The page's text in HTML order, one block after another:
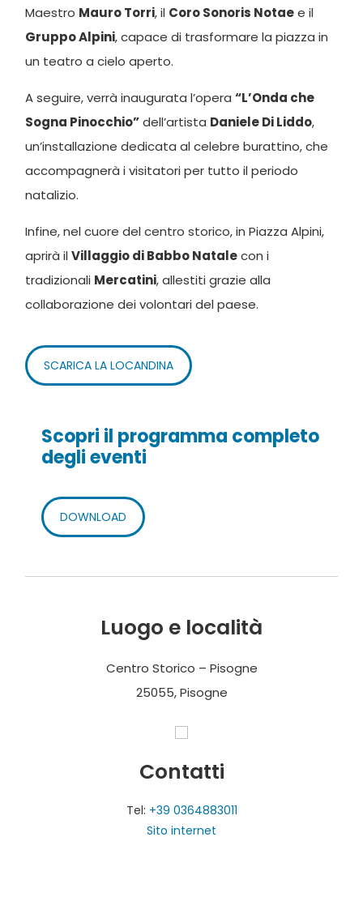
Maestro Mauro Torri, il Coro Sonoris Notaee il
Gruppo Alpini, capace di trasformare la piazza in
un teatro a cielo aperto.
A seguire, verrà inaugurata l’opera“L’Onda che
Sogna Pinocchio”dell’artista Daniele Di Liddo,
un’installazione dedicata al celebre burattino, che
accompagnerà i visitatori per tutto il periodo
natalizio.
Infine, nel cuore del centro storico, in Piazza Alpini,
aprirà ilVillaggio di Babbo Natalecon i
tradizionali Mercatini, allestiti grazie alla
collaborazione dei volontari del paese.
SCARICA LA LOCANDINA
Scopri il programma completo
degli eventi
DOWNLOAD
Luogo e località
Centro Storico – Pisogne
25055, Pisogne
Contatti
Tel: +39 0364883011
Sito internet